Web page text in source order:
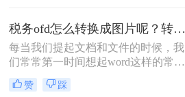
式，以便于在网页、移动设备等场合
显示
税务ofd怎么转换成图片呢？转转大师帮助你
每当我们提起文档和文件的时候，我
们常常第一时间想起word这样的常用
文档，很少有人知道ofd这种文档格
式，所以小编想在这篇文章里给大家
赞 踩